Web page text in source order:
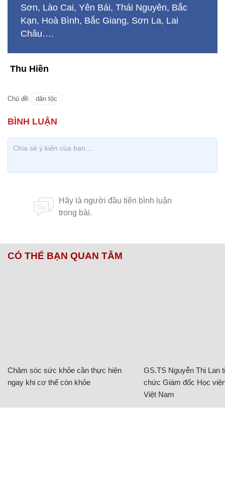
Sơn, Lào Cai, Yên Bái, Thái Nguyên, Bắc
Kạn, Hoà Bình, Bắc Giang, Sơn La, Lai
Châu….
Thu Hiền
Chủ đề: dân tộc
CÓ THỂ BẠN QUAN TÂM
Chăm sóc sức khỏe cần thực hiện
ngay khi cơ thể còn khỏe
GS.TS Nguyễn Thị Lan
chức Giám đốc Học
Việt Nam